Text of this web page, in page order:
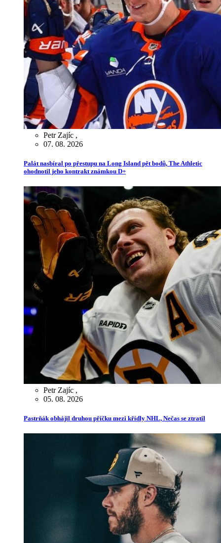
Petr Zajíc ,
07. 08. 2026
Palát nasbíral po přestupu na Long Island pět bodů, The Athletic
ohodnotil jeho kontrakt známkou D+
Petr Zajíc ,
05. 08. 2026
Pastrňák obhájil druhou příčku mezi křídly NHL, Nečas se ztratil